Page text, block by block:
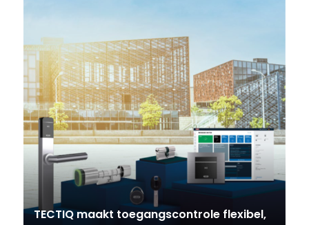
TECTIQ maakt toegangscontrole flexibel,